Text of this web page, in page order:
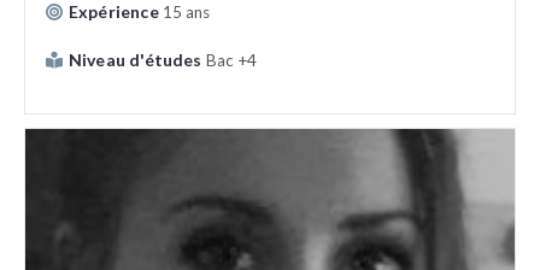
Expérience 15 ans
Niveau d'études Bac +4